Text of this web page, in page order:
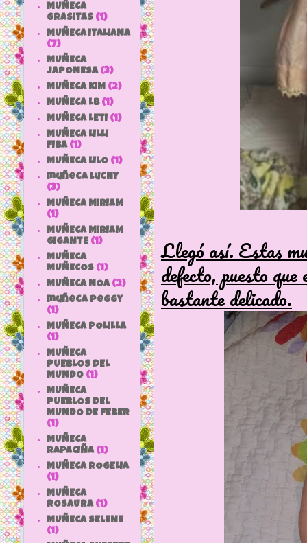
Llegó así. Estas
defecto, puesto
bastante delicado.
MUÑECA
GRASITAS (1)
MUÑECA ITALIANA
(7)
MUÑECA
JAPONESA (3)
MUÑECA KIM (2)
MUÑECA LB (1)
MUÑECA LETI (1)
MUÑECA LILLI
FIBA (1)
MUÑECA LILO (1)
muñeca luchy
(3)
MUÑECA MIRIAM
(1)
MUÑECA MIRIAM
GIGANTE (1)
MUÑECA
MUÑECOS (1)
MUÑECA NOA (2)
muñeca peggy
(1)
MUÑECA POLILLA
(1)
MUÑECA
PUEBLOS DEL
MUNDO (1)
MUÑECA
PUEBLOS DEL
MUNDO DE FEBER
(1)
MUÑECA
RAPACIÑA (1)
MUÑECA ROGELIA
(1)
MUÑECA
ROSAURA (1)
MUÑECA SELENE
(1)